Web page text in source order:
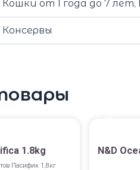
Кошки от 1 года до 7
Консервы
1.8kg
Пасифик 1,8кг
N&D